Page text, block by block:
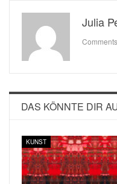
Julia
Comments
DAS KÖNNTE DIR
KUNST